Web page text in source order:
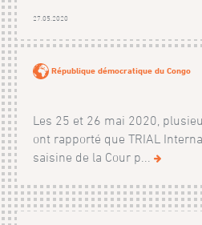
27.05.2020
République démocratique du Congo
Les 25 et 26 mai 2020,
ont rapporté que TRIAL
saisine de la Cour p...